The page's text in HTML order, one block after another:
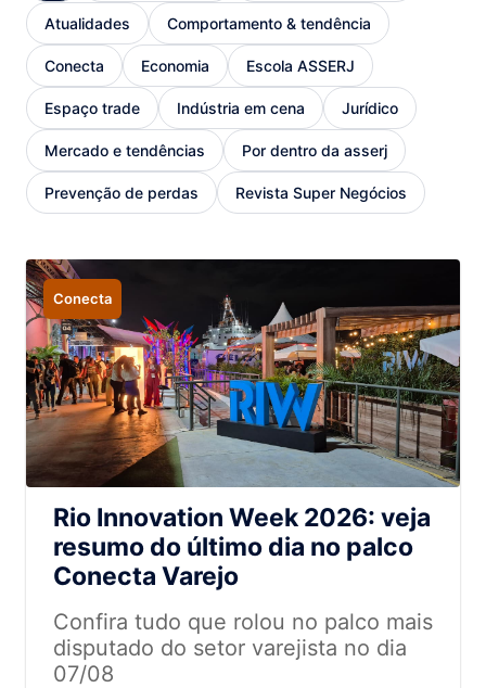
Atualidades Comportamento & tendência
Conecta Economia Escola ASSERJ
Espaço trade Indústria em cena Jurídico
Mercado e tendências Por dentro da asserj
Prevenção de perdas Revista Super Negócios
Conecta
Rio Innovation Week 2026: veja
resumo do último dia no palco
Conecta Varejo
Confira tudo que rolou no palco mais
disputado do setor varejista no dia
07/08